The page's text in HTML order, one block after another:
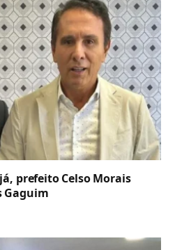
prefeito Celso Morais
Gaguim